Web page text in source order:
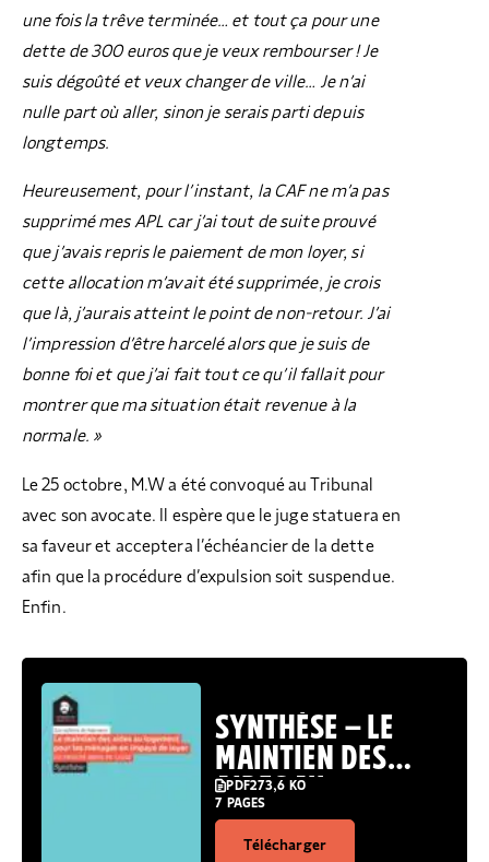
une fois la trêve terminée… et tout ça pour une
dette de 300 euros que je veux rembourser ! Je
suis dégoûté et veux changer de ville… Je n’ai
nulle part où aller, sinon je serais parti depuis
longtemps.
Heureusement, pour l’instant, la CAF ne m’a pas
supprimé mes APL car j’ai tout de suite prouvé
que j’avais repris le paiement de mon loyer, si
cette allocation m’avait été supprimée, je crois
que là, j’aurais atteint le point de non-retour. J’ai
l’impression d’être harcelé alors que je suis de
bonne foi et que j’ai fait tout ce qu’il fallait pour
montrer que ma situation était revenue à la
normale. »
Le 25 octobre, M.W a été convoqué au Tribunal
avec son avocate. Il espère que le juge statuera en
sa faveur et acceptera l’échéancier de la dette
afin que la procédure d’expulsion soit suspendue.
Enfin.
SYNTHÈSE – LE
MAINTIEN DES
AIDES AU
LOGEMENT POUR
LES MÉNAGES EN
PDF273,6 KO
7 PAGES
Télécharger